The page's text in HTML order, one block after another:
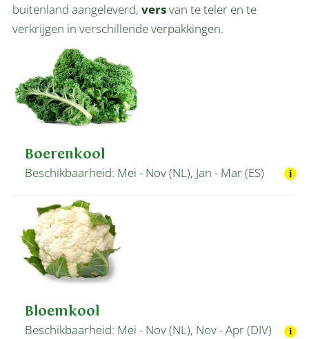
buitenland aangeleverd, versvan te teler en te
verkrijgen in verschillende verpakkingen.
Boerenkool
Beschikbaarheid: Mei - Nov (NL), Jan - Mar (ES)
Bloemkool
Beschikbaarheid: Mei - Nov (NL), Nov - Apr (DIV)